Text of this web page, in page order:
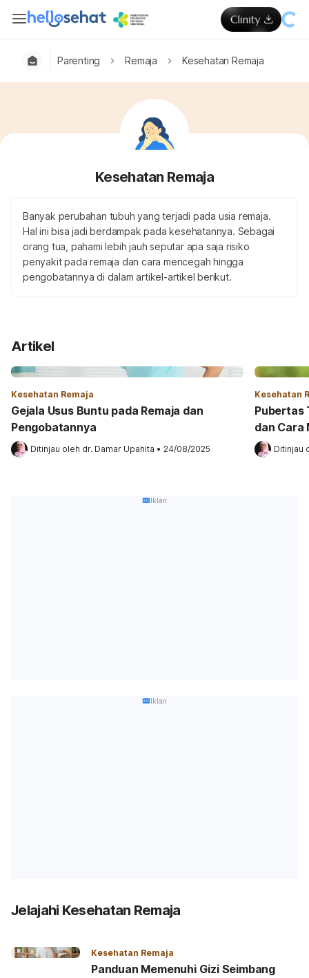
Parenting Remaja Kesehatan Remaja
Kesehatan Remaja
Banyak perubahan tubuh yang terjadi pada usia remaja.
Hal ini bisa jadi berdampak pada kesehatannya. Sebagai
orang tua, pahami lebih jauh seputar apa saja risiko
penyakit pada remaja dan cara mencegah hingga
pengobatannya di dalam artikel-artikel berikut.
Artikel
Kesehatan Remaja
Gejala Usus Buntu pada Remaja dan
Pengobatannya
Ditinjau oleh dr. Damar Upahita • 24/08/2025
Kesehatan
Pubertas
dan Cara
Ditinjau
Iklan
Iklan
Jelajahi Kesehatan Remaja
Kesehatan Remaja
Panduan Memenuhi Gizi Seimbang